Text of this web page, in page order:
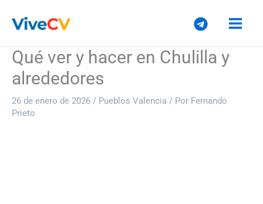
contenido
Qué ver y hacer en Chulilla y
alrededores
26 de enero de 2026 / Pueblos Valencia / Por Fernando
Prieto